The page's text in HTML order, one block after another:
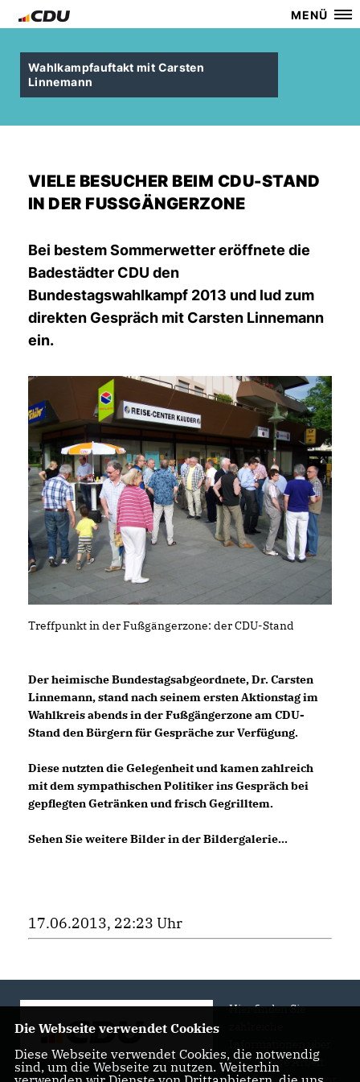
MENÜ
Wahlkampfauftakt mit Carsten
Linnemann
VIELE BESUCHER BEIM CDU-STAND
IN DER FUSSGÄNGERZONE
Bei bestem Sommerwetter eröffnete die
Badestädter CDU den
Bundestagswahlkampf 2013 und lud zum
direkten Gespräch mit Carsten Linnemann
ein.
Treffpunkt in der Fußgängerzone: der CDU-Stand
Der heimische Bundestagsabgeordnete, Dr. Carsten
Linnemann, stand nach seinem ersten Aktionstag im
Wahlkreis abends in der Fußgängerzone am CDU-
Stand den Bürgern für Gespräche zur Verfügung.
Diese nutzten die Gelegenheit und kamen zahlreich
mit dem sympathischen Politiker ins Gespräch bei
gepflegten Getränken und frisch Gegrilltem.
Sehen Sie weitere Bilder in der Bildergalerie...
17.06.2013, 22:23 Uhr
Hier finden Sie
uns, unsere Arbeit
Die Webseite verwendet Cookies
Diese Webseite verwendet Cookies, die notwendig
sind, um die Webseite zu nutzen. Weiterhin